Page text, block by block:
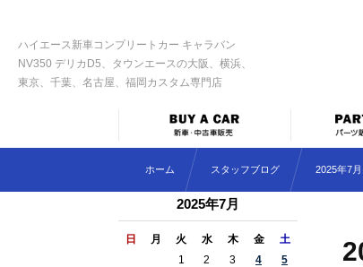
ハイエース新車コンプリートカー キャラバン
NV350 デリカD5、タウンエースの大阪、横浜、
東京、千葉、名古屋、福岡カスタム専門店
ホーム スタッフブログ 2025年7月
2025年7月
日 月 火 水 木 金 土
1 2 3 4
5